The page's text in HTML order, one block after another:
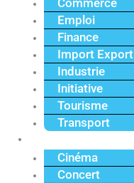
Commerce
Emploi
Finance
Import Export
Industrie
Initiative
Tourisme
Transport
Cinéma
Concert